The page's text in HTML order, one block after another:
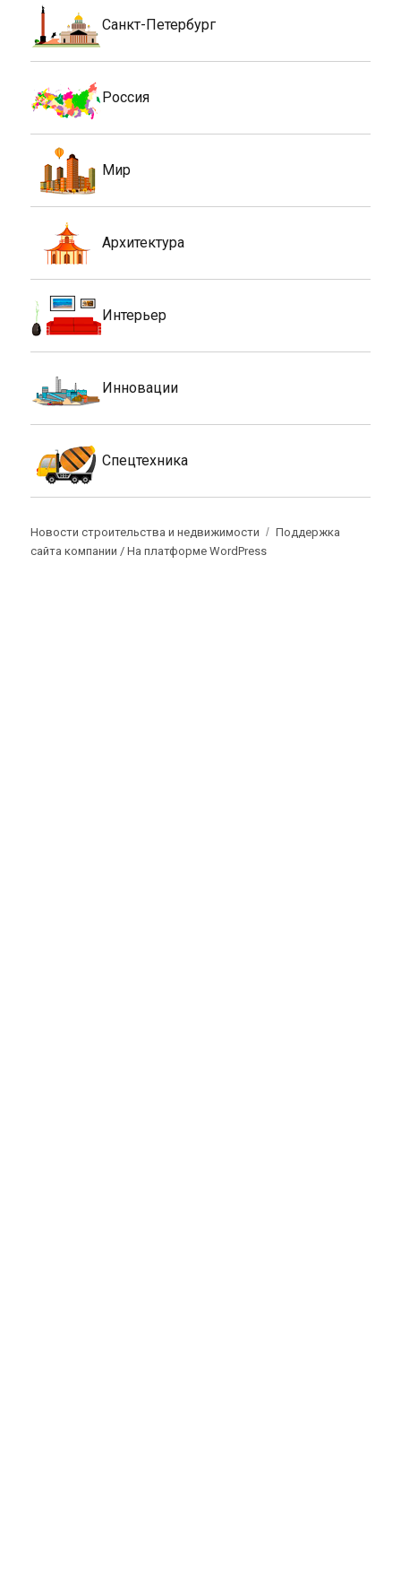
Санкт-Петербург
Россия
Мир
Архитектура
Интерьер
Инновации
Спецтехника
Новости строительства и недвижимости
Поддержка
сайта компании /На платформе WordPress